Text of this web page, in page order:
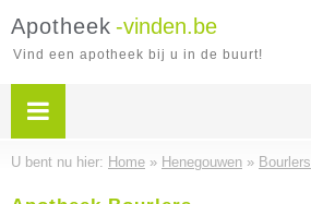
Apotheek -vinden.be
Vind een apotheek bij u in de buurt!
U bent nu hier: Home » Henegouwen » Bourlers